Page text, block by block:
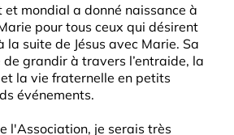
mondial a donné naissance à
pour tous ceux qui désirent
la suite de Jésus avec Marie. Sa
de grandir à travers l’entraide, la
la vie fraternelle en petits
événements.
l'Association, je serais très